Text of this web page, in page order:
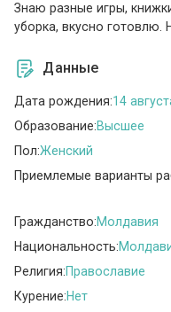
Знаю разные игры,
уборка, вкусно готовлю.
Данные
Дата рождения:14
Образование:Высшее
Пол:Женский
Приемлемые варианты
Гражданство:Молдавия
Национальность:
Религия:Православие
Курение:Нет